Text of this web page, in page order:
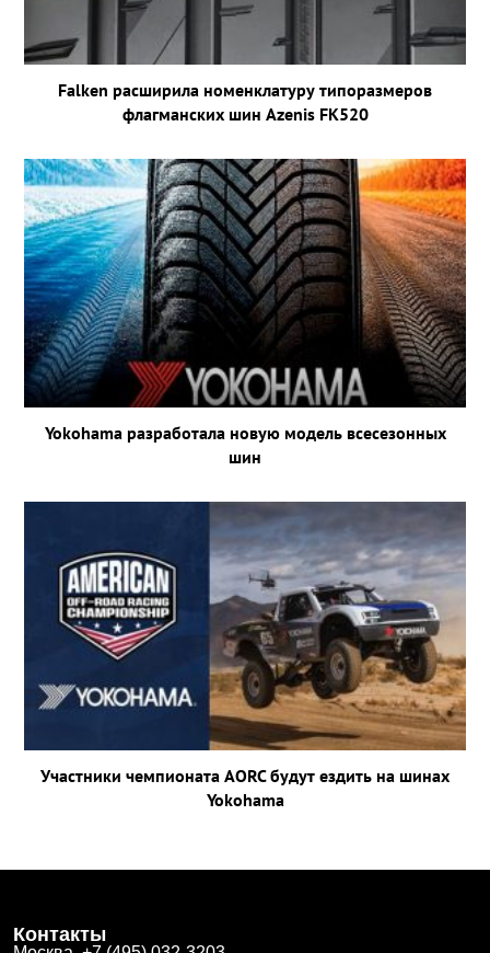
Falken расширила номенклатуру типоразмеров
флагманских шин Azenis FK520
Yokohama разработала новую модель всесезонных
шин
Участники чемпионата AORC будут ездить на шинах
Yokohama
Контакты